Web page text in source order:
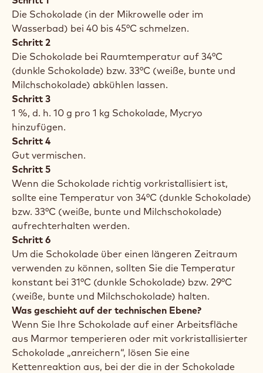
Die Schokolade (in der Mikrowelle oder im
Wasserbad) bei 40 bis 45°C schmelzen.
Schritt 2
Die Schokolade bei Raumtemperatur auf 34°C
(dunkle Schokolade) bzw. 33°C (weiße, bunte und
Milchschokolade) abkühlen lassen.
Schritt 3
1 %, d. h. 10 g pro 1 kg Schokolade, Mycryo
hinzufügen.
Schritt 4
Gut vermischen.
Schritt 5
Wenn die Schokolade richtig vorkristallisiert ist,
sollte eine Temperatur von 34°C (dunkle Schokolade)
bzw. 33°C (weiße, bunte und Milchschokolade)
aufrechterhalten werden.
Schritt 6
Um die Schokolade über einen längeren Zeitraum
verwenden zu können, sollten Sie die Temperatur
konstant bei 31°C (dunkle Schokolade) bzw. 29°C
(weiße, bunte und Milchschokolade) halten.
Was geschieht auf der technischen Ebene?
Wenn Sie Ihre Schokolade auf einer Arbeitsfläche
aus Marmor temperieren oder mit vorkristallisierter
Schokolade „anreichern“, lösen Sie eine
Kettenreaktion aus, bei der die in der Schokolade